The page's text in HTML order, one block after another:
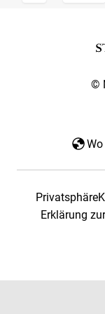
©
Privatsphäre
Erklärung